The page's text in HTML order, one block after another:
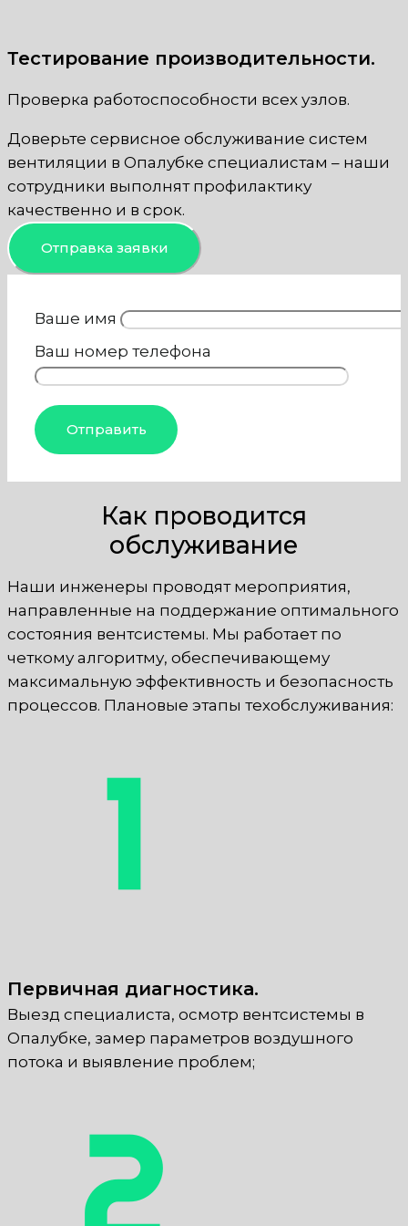
Тестирование производительности.
Проверка работоспособности всех узлов.
Доверьте сервисное обслуживание систем
вентиляции в Опалубке специалистам – наши
сотрудники выполнят профилактику
качественно и в срок.
Отправка заявки
Ваше имя
Ваш номер телефона
Как проводится
обслуживание
Наши инженеры проводят мероприятия,
направленные на поддержание оптимального
состояния вентсистемы. Мы работает по
четкому алгоритму, обеспечивающему
максимальную эффективность и безопасность
процессов. Плановые этапы техобслуживания:
Первичная диагностика.
Выезд специалиста, осмотр вентсистемы в
Опалубке, замер параметров воздушного
потока и выявление проблем;